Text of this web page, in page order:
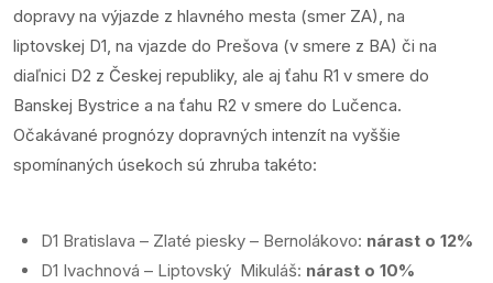
dopravy na výjazde z hlavného mesta (smer ZA), na
liptovskej D1, na vjazde do Prešova (v smere z BA) či na
diaľnici D2 z Českej republiky, ale aj ťahu R1 v smere do
Banskej Bystrice a na ťahu R2 v smere do Lučenca.
Očakávané prognózy dopravných intenzít na vyššie
spomínaných úsekoch sú zhruba takéto:
D1 Bratislava – Zlaté piesky – Bernolákovo: nárast o 12%
D1 Ivachnová – Liptovský Mikuláš: nárast o 10%